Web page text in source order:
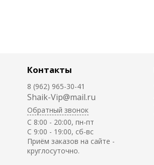
Контакты
8 (962) 965-30-41
Shaik-Vip@mail.ru
Обратный звонок
C 8:00 - 20:00, пн-пт
С 9:00 - 19:00, сб-вс
Приём заказов на сайте -
круглосуточно.